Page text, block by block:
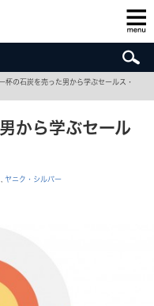
の石炭を売った男から学ぶセールス・
から学ぶセール
ヤニク・シルバー